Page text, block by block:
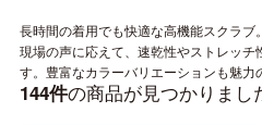
長時間の着用でも快適な高機能スクラブ。
現場の声に応えて、速乾性やストレッチ
す。豊富なカラーバリエーションも魅力
144件の商品が見つかりまし